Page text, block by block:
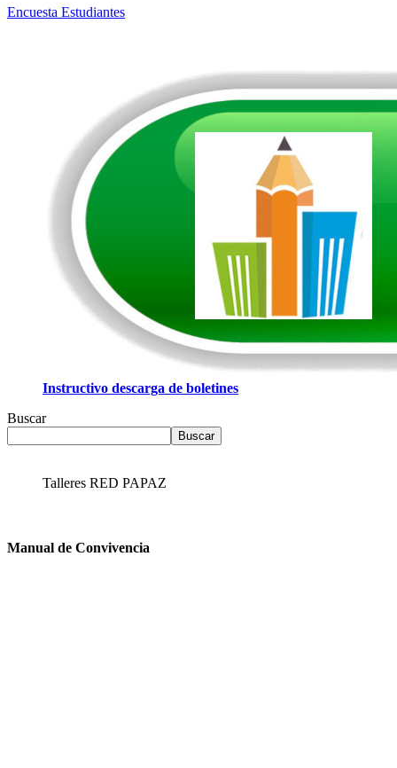
Encuesta Estudiantes
Instructivo descarga de boletines
Buscar
Buscar
Talleres RED PAPAZ
Manual de Convivencia